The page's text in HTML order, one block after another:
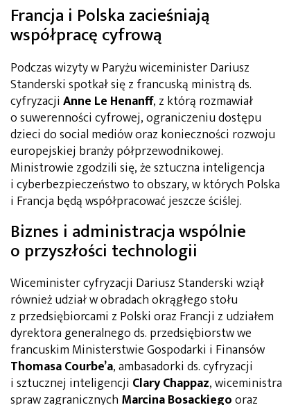
Francja i Polska zacieśniają
współpracę cyfrową
Podczas wizyty w Paryżu wiceminister Dariusz
Standerski spotkał się z francuską ministrą ds.
cyfryzacji Anne Le Henanff, z którą rozmawiał
o suwerenności cyfrowej, ograniczeniu dostępu
dzieci do social mediów oraz konieczności rozwoju
europejskiej branży półprzewodnikowej.
Ministrowie zgodzili się, że sztuczna inteligencja
i cyberbezpieczeństwo to obszary, w których Polska
i Francja będą współpracować jeszcze ściślej.
Biznes i administracja wspólnie
o przyszłości technologii
Wiceminister cyfryzacji Dariusz Standerski wziął
również udział w obradach okrągłego stołu
z przedsiębiorcami z Polski oraz Francji z udziałem
dyrektora generalnego ds. przedsiębiorstw we
francuskim Ministerstwie Gospodarki i Finansów
Thomasa Courbe’a, ambasadorki ds. cyfryzacji
i sztucznej inteligencji Clary Chappaz, wiceministra
spraw zagranicznych Marcina Bosackiegooraz